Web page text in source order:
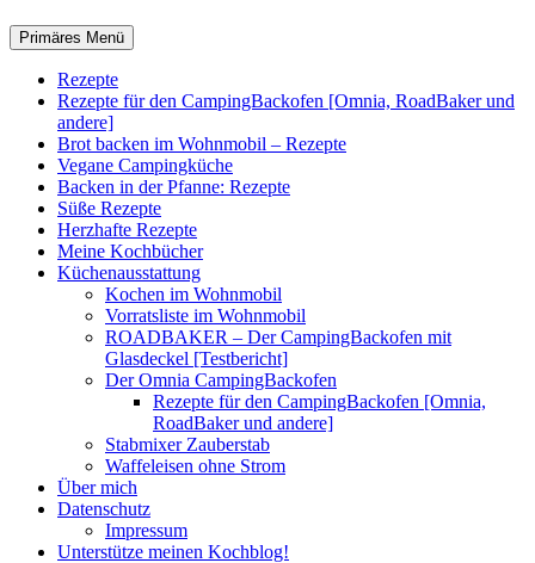
Suchen
Primäres Menü
Rezepte
Rezepte für den CampingBackofen [Omnia, RoadBaker und
andere]
Brot backen im Wohnmobil – Rezepte
Vegane Campingküche
Backen in der Pfanne: Rezepte
Süße Rezepte
Herzhafte Rezepte
Meine Kochbücher
Küchenausstattung
Kochen im Wohnmobil
Vorratsliste im Wohnmobil
ROADBAKER – Der CampingBackofen mit
Glasdeckel [Testbericht]
Der Omnia CampingBackofen
Rezepte für den CampingBackofen [Omnia,
RoadBaker und andere]
Stabmixer Zauberstab
Waffeleisen ohne Strom
Über mich
Datenschutz
Impressum
Unterstütze meinen Kochblog!